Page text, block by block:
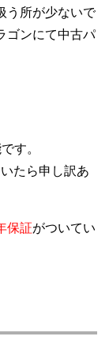
う所が少ないで
ゴンにて中古パ
す。
たら申し訳あ
保証がついてい